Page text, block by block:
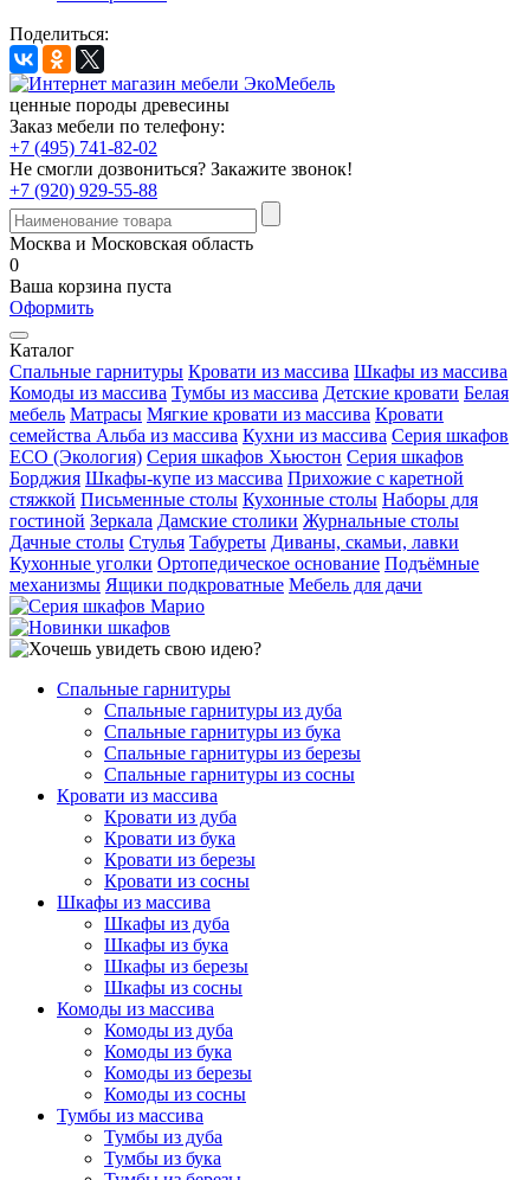
Поделиться:
ценные породы древесины
Заказ мебели по телефону:
+7 (495) 741-82-02
Не смогли дозвониться? Закажите звонок!
+7 (920) 929-55-88
Москва и Московская область
0
Ваша корзина пуста
Оформить
Каталог
Спальные гарнитуры Кровати из массива Шкафы из массива
Комоды из массива Тумбы из массива Детские кровати Белая
мебель Матрасы Мягкие кровати из массива Кровати
семейства Альба из массива Кухни из массива Серия шкафов
ECO (Экология) Серия шкафов Хьюстон Серия шкафов
Борджия Шкафы-купе из массива Прихожие с каретной
стяжкой Письменные столы Кухонные столы Наборы для
гостиной Зеркала Дамские столики Журнальные столы
Дачные столы Стулья Табуреты Диваны, скамьи, лавки
Кухонные уголки Ортопедическое основание Подъёмные
механизмы Ящики подкроватные Мебель для дачи
Спальные гарнитуры
Спальные гарнитуры из дуба
Спальные гарнитуры из бука
Спальные гарнитуры из березы
Спальные гарнитуры из сосны
Кровати из массива
Кровати из дуба
Кровати из бука
Кровати из березы
Кровати из сосны
Шкафы из массива
Шкафы из дуба
Шкафы из бука
Шкафы из березы
Шкафы из сосны
Комоды из массива
Комоды из дуба
Комоды из бука
Комоды из березы
Комоды из сосны
Тумбы из массива
Тумбы из дуба
Тумбы из бука